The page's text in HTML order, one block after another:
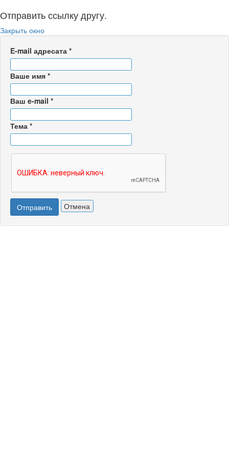
Отправить ссылку другу.
Закрыть окно
E-mail адресата *
Ваше имя *
Ваш e-mail *
Тема *
Отправить Отмена